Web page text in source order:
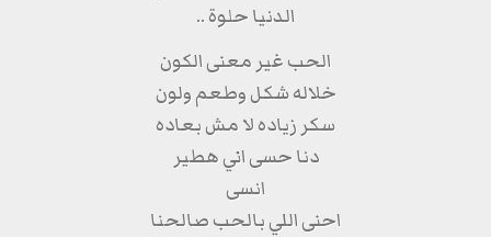
الدنيا حلوة ..
الحب غير معنى الكون
خلاله شكل وطعم ولون
سكر زياده لا مش بعاده
دنا حسى اني هطير
انسى
احنى اللي بالحب صالحنا